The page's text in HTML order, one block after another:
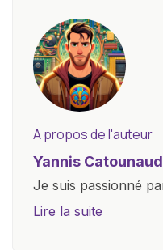
A propos de l'auteur
Yannis Catounaud
Je suis passionné
plus jeune âge. Mon
Lire la suite